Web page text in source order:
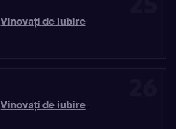
Vinovaţi de iubire
Vinovaţi de iubire